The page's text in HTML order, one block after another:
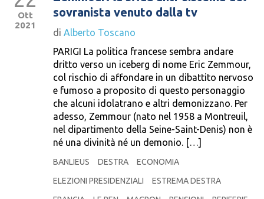
Ott
2021
sovranista venuto dalla tv
di Alberto Toscano
PARIGI La politica francese sembra andare
dritto verso un iceberg di nome Eric Zemmour,
col rischio di affondare in un dibattito nervoso
e fumoso a proposito di questo personaggio
che alcuni idolatrano e altri demonizzano. Per
adesso, Zemmour (nato nel 1958 a Montreuil,
nel dipartimento della Seine-Saint-Denis) non è
né una divinità né un demonio. […]
BANLIEUS DESTRA
ECONOMIA
ELEZIONI PRESIDENZIALI
ESTREMA DESTRA